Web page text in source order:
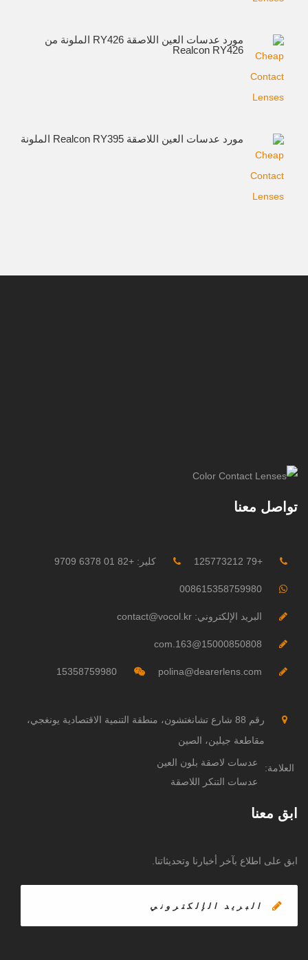
مورد عدسات العين اللاصقة RY426 الملونة من
Realcon RY426
مورد عدسات العين اللاصقة Realcon RY395 الملونة
تواصل معنا
+79 125773212 كلير: +82 01 6378 9709
008615358759980
البريد الإلكتروني: contact@vocol.kr
15000850808@163.com
polina@dearerlens.com
15358759980
رقم 88 شارع تشانغتشون، منطقة التنمية الاقتصادية يونغجي،
مقاطعة جيلين، الصين
العلامة:
عدسات لاصقة بلون العين
عدسات التنكر اللاصقة
ابق معنا
ابق على اطلاع بآخر أخبارنا وتحديثاتنا.